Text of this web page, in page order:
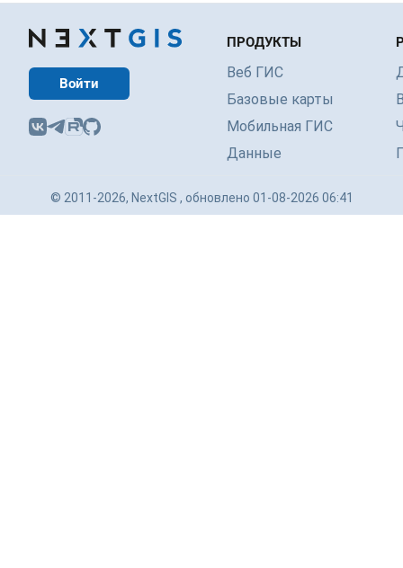
Войти
ПРОДУКТЫ
Веб ГИС
Базовые карты
Мобильная ГИС
Данные
© 2011-2026, NextGIS , обновлено 01-08-2026 06:41